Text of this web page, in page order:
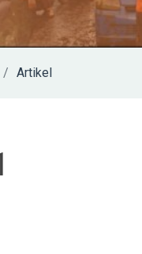
Artikel